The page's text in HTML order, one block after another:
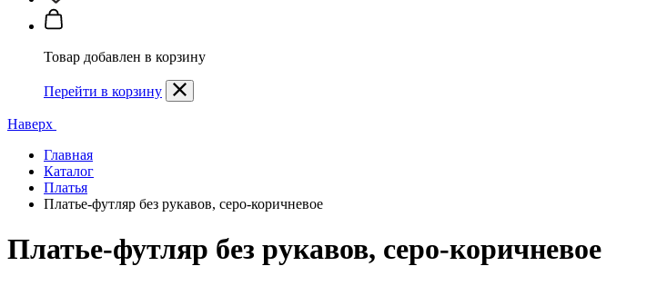
Товар добавлен в корзину
Перейти в корзину
Наверх
Главная
Каталог
Платья
Платье-футляр без рукавов, серо-коричневое
Платье-футляр без рукавов, серо-коричневое